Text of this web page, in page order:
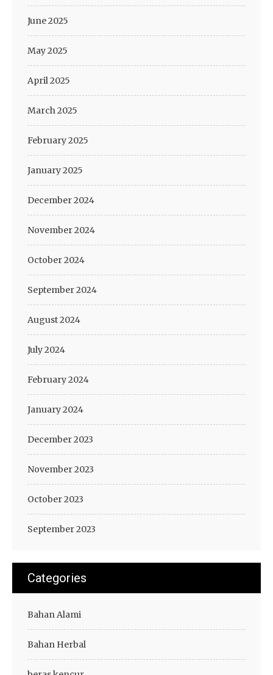
June 2025
May 2025
April 2025
March 2025
February 2025
January 2025
December 2024
November 2024
October 2024
September 2024
August 2024
July 2024
February 2024
January 2024
December 2023
November 2023
October 2023
September 2023
Categories
Bahan Alami
Bahan Herbal